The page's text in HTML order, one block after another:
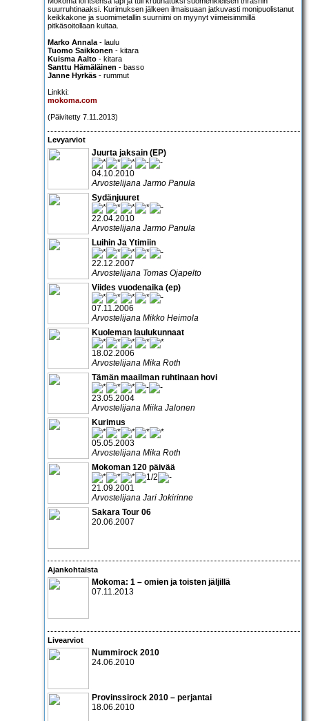
suurruhtinaaksi. Kurimuksen jälkeen ilmaisuaan jatkuvasti monipuolistanut
keikkakone ja suomimetallin suurnimi on myynyt viimeisimmillä
pitkäsoitollaan kultaa.
Marko Annala - laulu
Tuomo Saikkonen - kitara
Kuisma Aalto - kitara
Santtu Hämäläinen - basso
Janne Hyrkäs - rummut
Linkki:
mokoma.com
(Päivitetty 7.11.2013)
Levyarviot
Juurta jaksain (EP)
04.10.2010
Arvostelijana Jarmo Panula
Sydänjuuret
22.04.2010
Arvostelijana Jarmo Panula
Luihin Ja Ytimiin
22.12.2007
Arvostelijana Tomas Ojapelto
Viides vuodenaika (ep)
07.11.2006
Arvostelijana Mikko Heimola
Kuoleman laulukunnaat
18.02.2006
Arvostelijana Mika Roth
Tämän maailman ruhtinaan hovi
23.05.2004
Arvostelijana Miika Jalonen
Kurimus
05.05.2003
Arvostelijana Mika Roth
Mokoman 120 päivää
21.09.2001
Arvostelijana Jari Jokirinne
Sakara Tour 06
20.06.2007
Ajankohtaista
Mokoma: 1 – omien ja toisten jäljillä
07.11.2013
Livearviot
Nummirock 2010
24.06.2010
Provinssirock 2010 – perjantai
18.06.2010